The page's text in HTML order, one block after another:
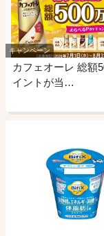
キャンペーン
カフェオーレ 総額
イントが当…